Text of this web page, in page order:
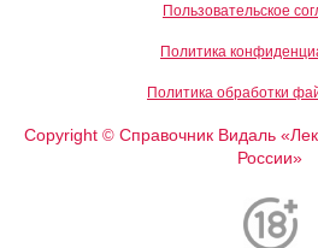
Пользовательское
Политика
Политика обработки
Copyright ©Справочник Видаль
России»